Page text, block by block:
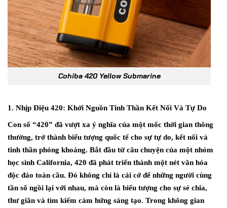
Cohiba 420 Yellow Submarine
1. Nhịp Điệu 420: Khởi Nguồn Tinh Thần Kết Nối Và Tự Do
Con số “420” đã vượt xa ý nghĩa của một mốc thời gian thông
thường, trở thành biểu tượng quốc tế cho sự tự do, kết nối và
tinh thần phóng khoáng. Bắt đầu từ câu chuyện của một nhóm
học sinh California, 420 đã phát triển thành một nét văn hóa
độc đáo toàn cầu. Đó không chỉ là cái cớ để những người cùng
tần số ngồi lại với nhau, mà còn là biểu tượng cho sự sẻ chia,
thư giãn và tìm kiếm cảm hứng sáng tạo. Trong không gian